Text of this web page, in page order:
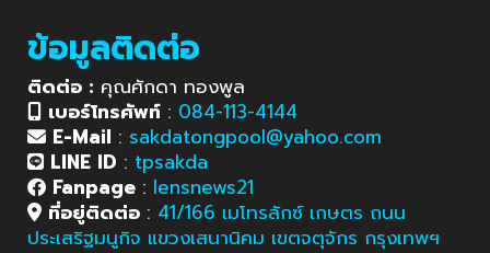
ข้อมูลติดต่อ
ติดต่อ : คุณศักดา ทองพูล
เบอร์โทรศัพท์ : 084-113-4144
E-Mail : sakdatongpool@yahoo.com
LINE ID : tpsakda
Fanpage : lensnews21
ที่อยู่ติดต่อ : 41/166 เมโทรลักซ์ เกษตร ถนน
ประเสริฐมนูกิจ แขวงเสนานิคม เขตจตุจักร กรุงเทพฯ